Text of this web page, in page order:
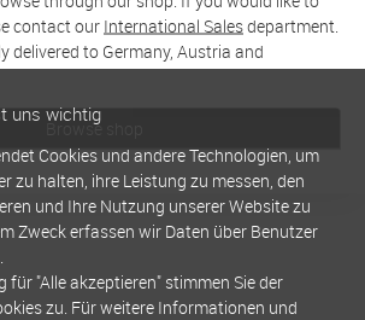
contact our International Salesdepartment.
delivered to Germany, Austria and
Browse shop
uns wichtig
Cookies und andere Technologien, um
zu halten, ihre Leistung zu messen, den
und Ihre Nutzung unserer Website zu
Zweck erfassen wir Daten über Benutzer
für "Alle akzeptieren" stimmen Sie der
zu. Für weitere Informationen und